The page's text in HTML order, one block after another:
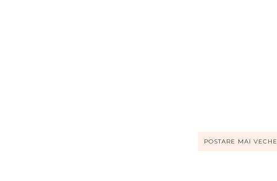
POSTARE MAI VECHE